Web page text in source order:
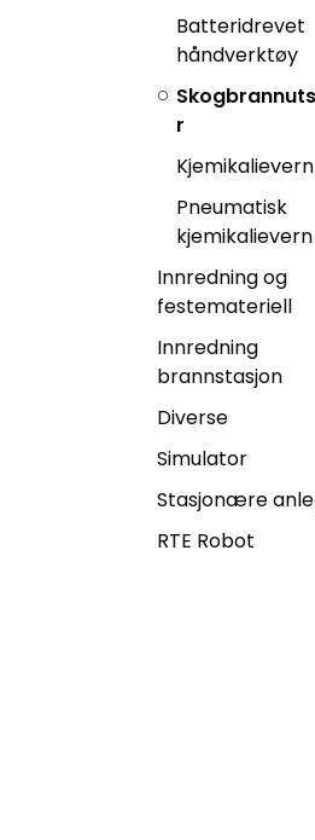
Batteridrevet
håndverktøy
r
Kjemikalievern
Pneumatisk
kjemikalievern
Innredning og
festemateriell
Innredning
brannstasjon
Diverse
Simulator
Stasjonære
RTE Robot